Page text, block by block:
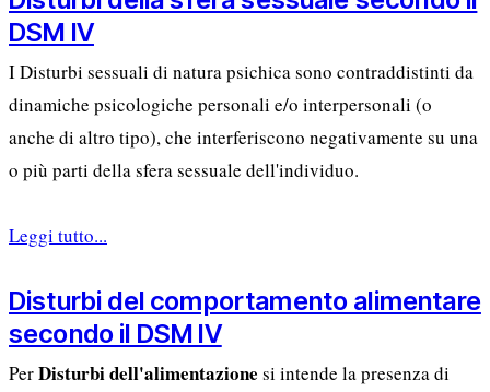
DSM IV
I Disturbi sessuali di natura psichica sono contraddistinti da
dinamiche psicologiche personali e/o interpersonali (o
anche di altro tipo), che interferiscono negativamente su una
o più parti della sfera sessuale dell'individuo.
Leggi tutto...
Disturbi del comportamento alimentare
secondo il DSM IV
PerDisturbi dell'alimentazione si intende la presenza di